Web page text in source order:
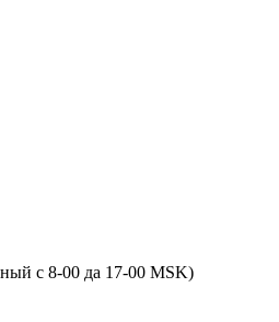
с 8-00 да 17-00 MSK)